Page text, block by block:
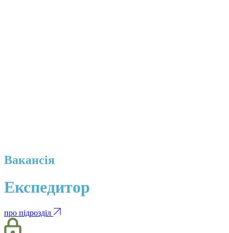
Вакансія
Експедитор
про підрозділ